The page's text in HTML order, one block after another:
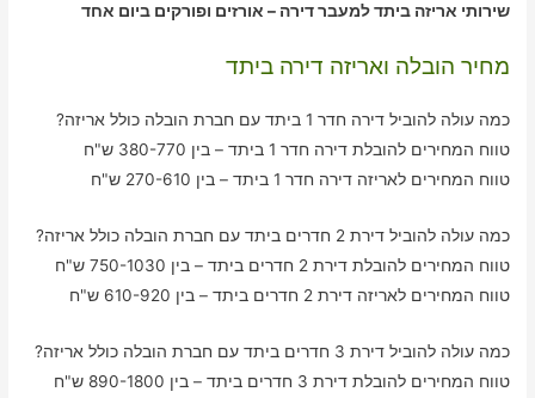
שירותי אריזה ביתד למעבר דירה – אורזים ופורקים ביום אחד
מחיר הובלה ואריזה דירה ביתד
כמה עולה להוביל דירה חדר 1 ביתד עם חברת הובלה כולל אריזה?
טווח המחירים להובלת דירה חדר 1 ביתד – בין 380-770 ש"ח
טווח המחירים לאריזה דירה חדר 1 ביתד – בין 270-610 ש"ח
כמה עולה להוביל דירת 2 חדרים ביתד עם חברת הובלה כולל אריזה?
טווח המחירים להובלת דירת 2 חדרים ביתד – בין 750-1030 ש"ח
טווח המחירים לאריזה דירת 2 חדרים ביתד – בין 610-920 ש"ח
כמה עולה להוביל דירת 3 חדרים ביתד עם חברת הובלה כולל אריזה?
טווח המחירים להובלת דירת 3 חדרים ביתד – בין 890-1800 ש"ח